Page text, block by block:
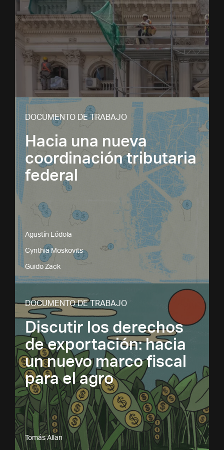
DOCUMENTO DE TRABAJO
Hacia una nueva
coordinación tributaria
federal
Agustín Lódola
Cynthia Moskovits
Guido Zack
DOCUMENTO DE TRABAJO
Discutir los derechos
de exportación: hacia
un nuevo marco fiscal
para el agro
Tomás Allan